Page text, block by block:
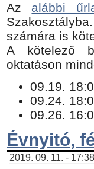
Az alábbi
számára is
​A kötelező
oktatáson
09.19.
09.24.
09.26.
Évnyitó,
2019. 09. 11. -